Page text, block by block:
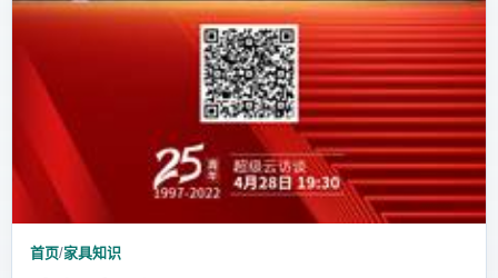
首页/家具知识